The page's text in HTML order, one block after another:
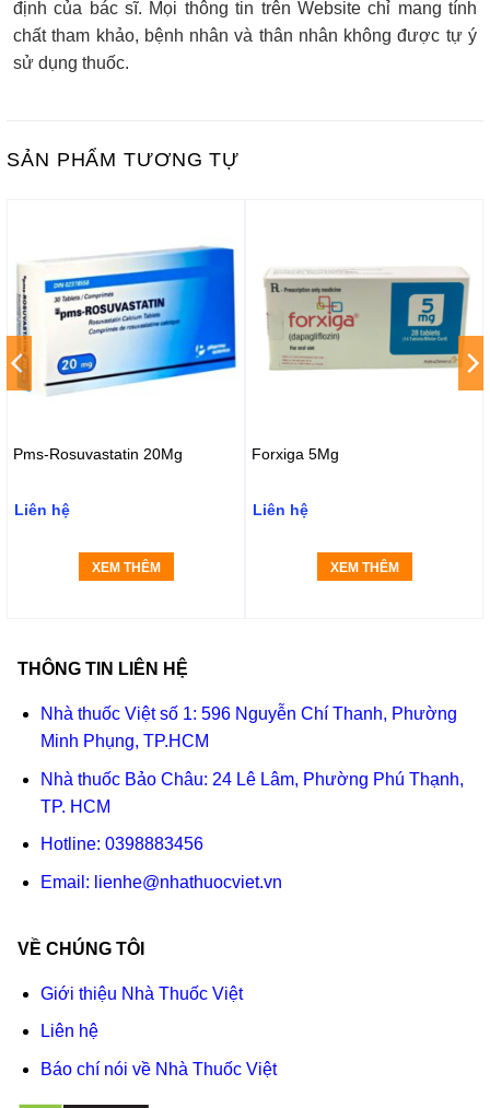
định của bác sĩ. Mọi thông tin trên Website chỉ mang tính
chất tham khảo, bệnh nhân và thân nhân không được tự ý
sử dụng thuốc.
SẢN PHẨM TƯƠNG TỰ
Pms-Rosuvastatin 20Mg
Liên hệ
XEM THÊM
Forxiga 5Mg
Liên hệ
XEM THÊM
THÔNG TIN LIÊN HỆ
Nhà thuốc Việt số 1: 596 Nguyễn Chí Thanh, Phường
Minh Phụng, TP.HCM
Nhà thuốc Bảo Châu: 24 Lê Lâm, Phường Phú Thạnh,
TP. HCM
Hotline: 0398883456
Email: lienhe@nhathuocviet.vn
VỀ CHÚNG TÔI
Giới thiệu Nhà Thuốc Việt
Liên hệ
Báo chí nói về Nhà Thuốc Việt